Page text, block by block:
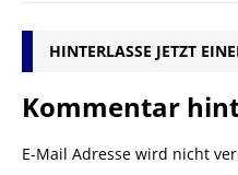
HINTERLASSE JETZT
Kommentar
E-Mail Adresse wird nicht